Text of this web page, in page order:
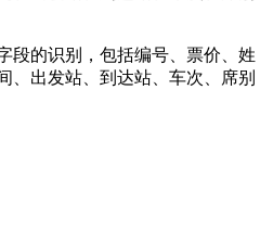
段的识别，包括编号、票价、姓
、出发站、到达站、车次、席别